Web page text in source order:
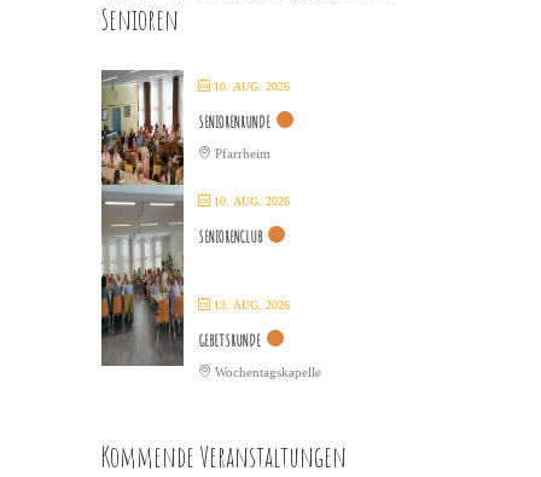
Senioren
10. AUG. 2026
SENIORENRUNDE
Pfarrheim
10. AUG. 2026
SENIORENCLUB
13. AUG. 2026
GEBETSRUNDE
Wochentagskapelle
Kommende Veranstaltungen